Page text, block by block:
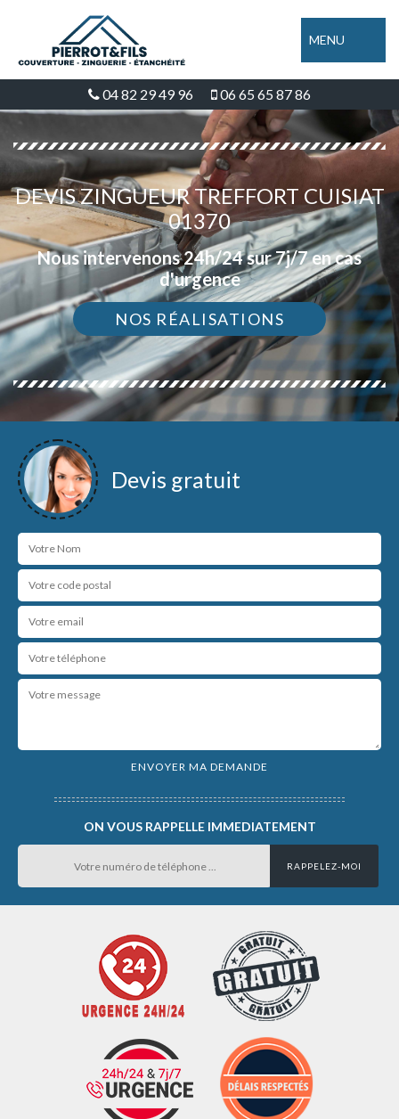
MENU
04 82 29 49 96 06 65 65 87 86
DEVIS ZINGUEUR TREFFORT CUISIAT
01370
Nous intervenons 24h/24 sur 7j/7 en cas
d'urgence
NOS RÉALISATIONS
Devis gratuit
ON VOUS RAPPELLE IMMEDIATEMENT